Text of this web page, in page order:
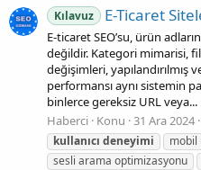
Kılavuz E-Ticaret
E‑ticaret SEO’su, ürün
değildir. Kategori mimarisi,
değişimleri, yapılandırılmış
performansı aynı sistemin
binlerce gereksiz URL veya...
Haberci Konu 31 Ara 2024
kullanıcı deneyimi
mobil
sesli arama optimizasyonu